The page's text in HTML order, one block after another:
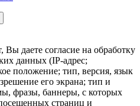
Вы даете согласие на обработку
данных (IP-адрес;
положение; тип, версия, язык
его экрана; тип и
фразы, баннеры, с которых
страниц и